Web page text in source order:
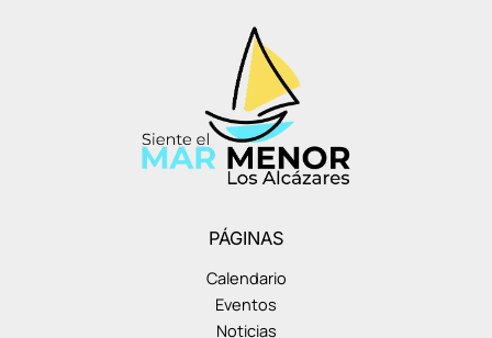
PÁGINAS
Calendario
Eventos
Noticias